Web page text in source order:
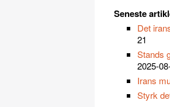
Seneste
Det
21
Stands
2025-
Irans
Styrk